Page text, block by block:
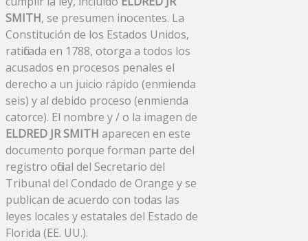
SMITH, se presumen inocentes. La
Constitución de los Estados Unidos,
ratificada en 1788, otorga a todos los
acusados ​​en procesos penales el
derecho a un juicio rápido (enmienda
seis) y al debido proceso (enmienda
catorce). El nombre y / o la imagen de
ELDRED JR SMITH aparecen en este
documento porque forman parte del
registro oficial del Secretario del
Tribunal del Condado de Orange y se
publican de acuerdo con todas las
leyes locales y estatales del Estado de
Florida (EE. UU.).